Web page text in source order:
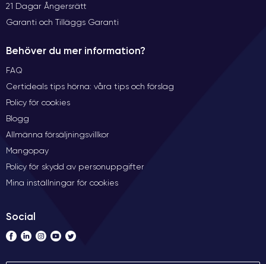
21 Dagar Ångersrätt
Garanti och Tilläggs Garanti
Behöver du mer information?
FAQ
Certideals tips hörna: våra tips och förslag
Policy för cookies
Blogg
Allmänna försäljningsvillkor
Mangopay
Policy för skydd av personuppgifter
Mina inställningar för cookies
Social